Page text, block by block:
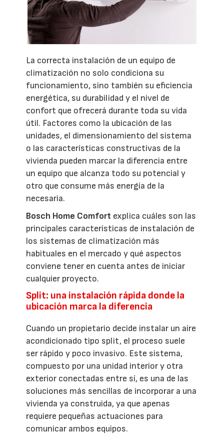
La correcta instalación de un equipo de
climatización no solo condiciona su
funcionamiento, sino también su eficiencia
energética, su durabilidad y el nivel de
confort que ofrecerá durante toda su vida
útil. Factores como la ubicación de las
unidades, el dimensionamiento del sistema
o las características constructivas de la
vivienda pueden marcar la diferencia entre
un equipo que alcanza todo su potencial y
otro que consume más energía de la
necesaria.
Bosch Home Comfort explica cuáles son las
principales características de instalación de
los sistemas de climatización más
habituales en el mercado y qué aspectos
conviene tener en cuenta antes de iniciar
cualquier proyecto.
Split: una instalación rápida donde la
ubicación marca la diferencia
Cuando un propietario decide instalar un aire
acondicionado tipo split, el proceso suele
ser rápido y poco invasivo. Este sistema,
compuesto por una unidad interior y otra
exterior conectadas entre sí, es una de las
soluciones más sencillas de incorporar a una
vivienda ya construida, ya que apenas
requiere pequeñas actuaciones para
comunicar ambos equipos.